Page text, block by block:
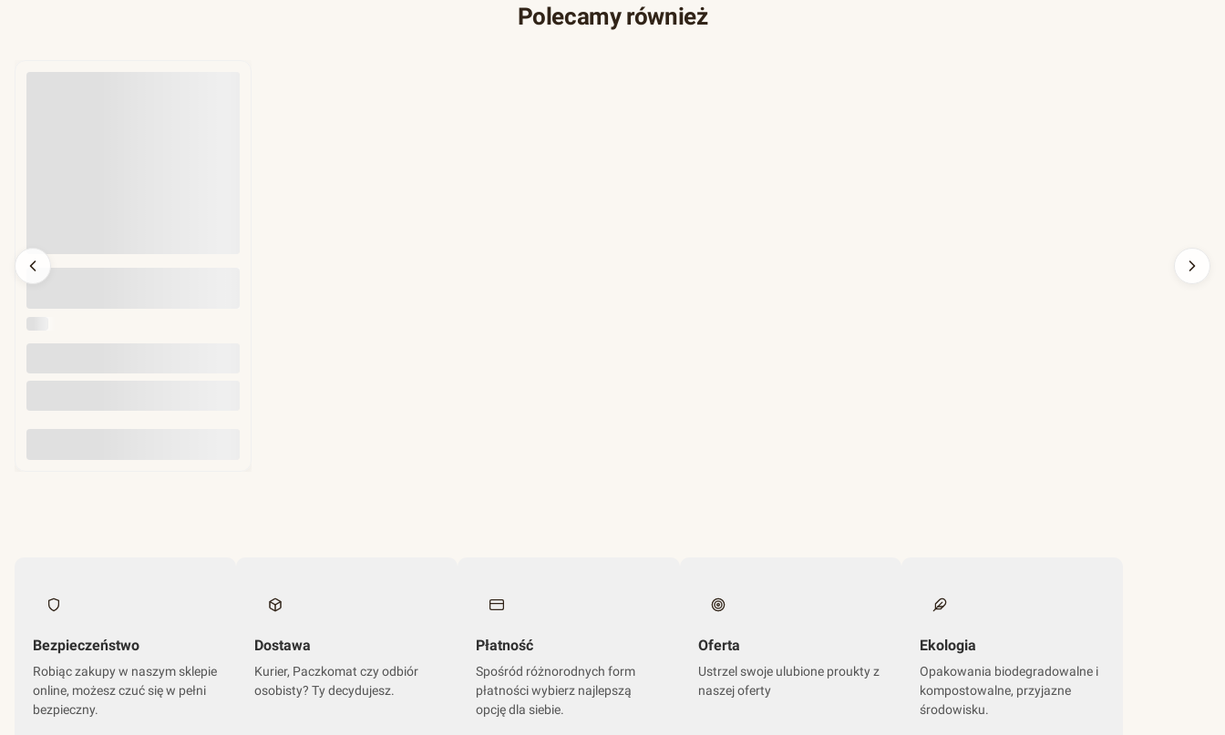
Polecamy również
Ręczna zgrzewarka do tacek -
Bezpieczeństwo
Robiąc zakupy w naszym sklepie
online, możesz czuć się w pełni
bezpieczny.
Dostawa
Kurier, Paczkomat czy odbiór
osobisty? Ty decydujesz.
Płatność
Spośród różnorodnych form
płatności wybierz najlepszą
opcję dla siebie.
Oferta
Ustrzel swoje ulubione proukty z
naszej oferty
Ekologia
Opakowania biodegradowalne i
kompostowalne, przyjazne
środowisku.